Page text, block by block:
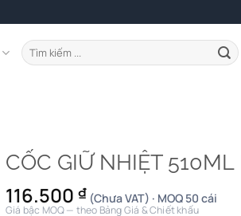
Tìm
kiếm:
CỐC GIỮ NHIỆT 510ML
116.500 ₫ (Chưa VAT) · MOQ 50 cái
Giá bậc MOQ — theo Bảng Giá & Chiết khấu